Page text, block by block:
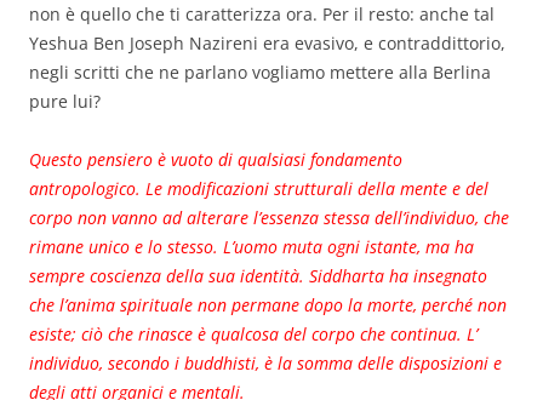
non è quello che ti caratterizza ora. Per il resto: anche tal
Yeshua Ben Joseph Nazireni era evasivo, e contraddittorio,
negli scritti che ne parlano vogliamo mettere alla Berlina
pure lui?
Questo pensiero è vuoto di qualsiasi fondamento
antropologico. Le modificazioni strutturali della mente e del
corpo non vanno ad alterare l’essenza stessa dell’individuo, che
rimane unico e lo stesso. L’uomo muta ogni istante, ma ha
sempre coscienza della sua identità. Siddharta ha insegnato
che l’anima spirituale non permane dopo la morte, perché non
esiste; ciò che rinasce è qualcosa del corpo che continua. L’
individuo, secondo i buddhisti, è la somma delle disposizioni e
degli atti organici e mentali.